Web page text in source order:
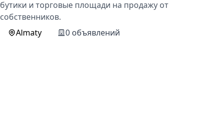
бутики и торговые площади на продажу от
собственников.
Almaty
0 объявлений